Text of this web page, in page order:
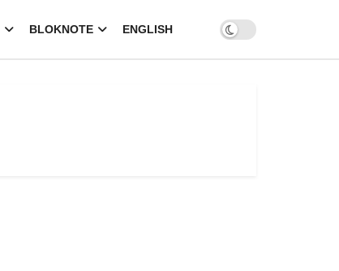
BLOKNOTE ENGLISH